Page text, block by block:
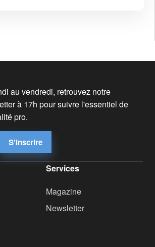
au vendredi, retrouvez notre
à 17h pour suivre l'essentiel de
pro.
S'inscrire
Services
Magazine
Newsletter